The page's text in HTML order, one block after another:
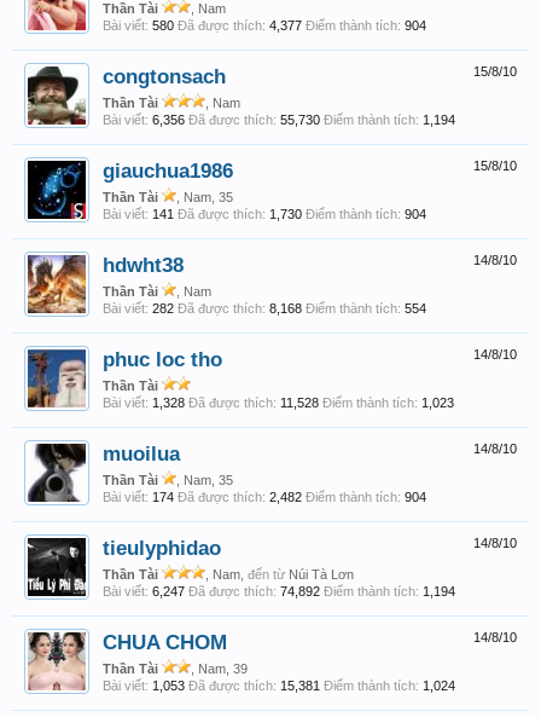
Thần Tài
, Nam
Bài viết: 580 Đã được thích: 4,377 Điểm thành tích: 904
15/8/10
congtonsach
Thần Tài
, Nam
Bài viết: 6,356 Đã được thích: 55,730 Điểm thành tích: 1,194
15/8/10
giauchua1986
Thần Tài
, Nam, 35
Bài viết: 141 Đã được thích: 1,730 Điểm thành tích: 904
14/8/10
hdwht38
Thần Tài
, Nam
Bài viết: 282 Đã được thích: 8,168 Điểm thành tích: 554
14/8/10
phuc loc tho
Thần Tài
Bài viết: 1,328 Đã được thích: 11,528 Điểm thành tích: 1,023
14/8/10
muoilua
Thần Tài
, Nam, 35
Bài viết: 174 Đã được thích: 2,482 Điểm thành tích: 904
14/8/10
tieulyphidao
Thần Tài , Nam, đến từ Núi Tà Lơn
Bài viết: 6,247 Đã được thích: 74,892 Điểm thành tích: 1,194
14/8/10
CHUA CHOM
Thần Tài
, Nam, 39
Bài viết: 1,053 Đã được thích: 15,381 Điểm thành tích: 1,024